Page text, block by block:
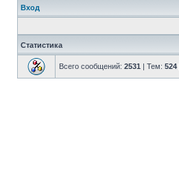
Вход
Статистика
Всего сообщений: 2531 | Тем: 524